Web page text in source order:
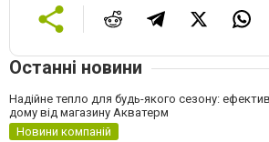
Останні новини
Надійне тепло для будь-якого сезону:
дому від магазину Акватерм
Новини компаній